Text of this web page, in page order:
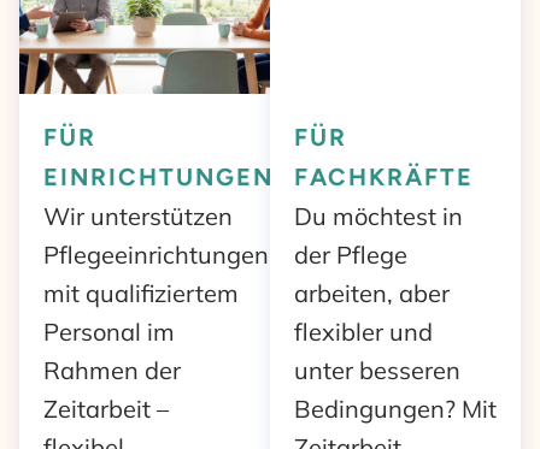
FÜR
EINRICHTUNGEN
Wir unterstützen
Pflegeeinrichtungen
mit quali­fiziertem
Personal im
Rahmen der
Zeitarbeit –
FÜR
FACHKRÄFTE
Du möchtest in
der Pflege
arbeiten, aber
flexibler und
unter besseren
Bedingungen? Mit